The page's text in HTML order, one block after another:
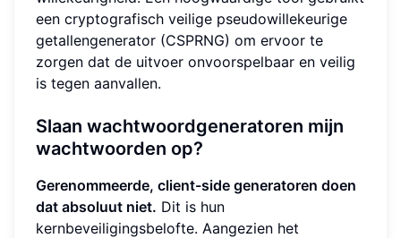
een cryptografisch veilige pseudowillekeurige
getallengenerator (CSPRNG) om ervoor te
zorgen dat de uitvoer onvoorspelbaar en veilig
is tegen aanvallen.
Slaan wachtwoordgeneratoren mijn
wachtwoorden op?
Gerenommeerde, client-side generatoren doen
dat absoluut niet. Dit is hun
kernbeveiligingsbelofte. Aangezien het